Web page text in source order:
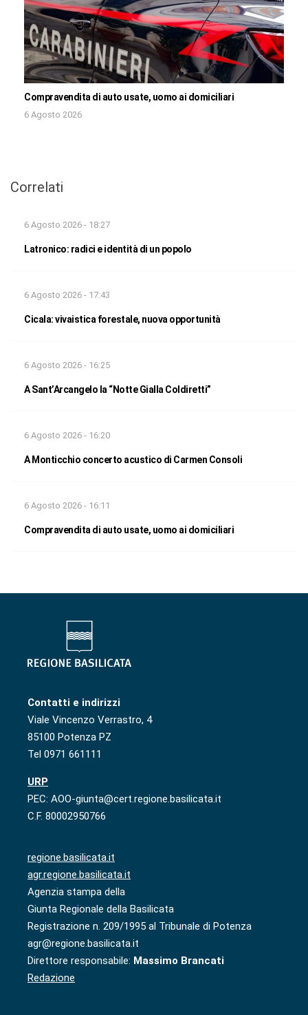
Compravendita di auto usate, uomo ai domiciliari
6 Agosto 2026
Correlati
6 Agosto 2026 - 18:27
Latronico: radici e identità di un popolo
6 Agosto 2026 - 17:43
Cicala: vivaistica forestale, nuova opportunità
6 Agosto 2026 - 16:25
A Sant’Arcangelo la “Notte Gialla Coldiretti”
6 Agosto 2026 - 16:20
A Monticchio concerto acustico di Carmen Consoli
6 Agosto 2026 - 16:11
Compravendita di auto usate, uomo ai domiciliari
Contatti e indirizzi
Viale Vincenzo Verrastro, 4
85100 Potenza PZ
Tel 0971 661111
URP
PEC: AOO-giunta@cert.regione.basilicata.it
C.F. 80002950766
regione.basilicata.it
agr.regione.basilicata.it
Agenzia stampa della
Giunta Regionale della Basilicata
Registrazione n. 209/1995 al Tribunale di Potenza
agr@regione.basilicata.it
Direttore responsabile: Massimo Brancati
Redazione